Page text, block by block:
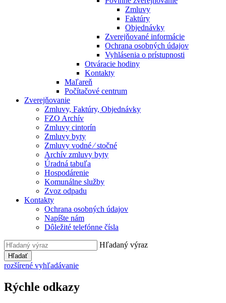
Zmluvy
Faktúry
Objednávky
Zverejňované informácie
Ochrana osobných údajov
Vyhlásenia o prístupnosti
Otváracie hodiny
Kontakty
Maľareň
Počítačové centrum
Zverejňovanie
Zmluvy, Faktúry, Objednávky
FZO Archív
Zmluvy cintorín
Zmluvy byty
Zmluvy vodné ⁄ stočné
Archív zmluvy byty
Úradná tabuľa
Hospodárenie
Komunálne služby
Zvoz odpadu
Kontakty
Ochrana osobných údajov
Napíšte nám
Dôležité telefónne čísla
Hľadaný výraz
Hľadať
rozšírené vyhľadávanie
Rýchle odkazy